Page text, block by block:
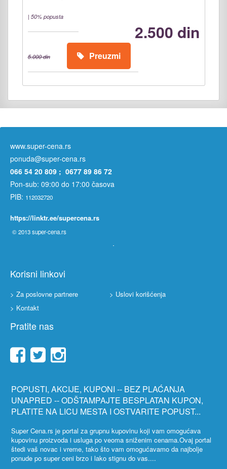
| 50% popusta
2.500 din
5.000 din Preuzmi
www.super-cena.rs
ponuda@super-cena.rs
066 54 20 809 ; 0677 89 86 72
Pon-sub: 09:00 do 17:00 časova
PIB: 112032720
https://linktr.ee/supercena.rs
© 2013super-cena.rs
Korisni linkovi
> Za poslovne partnere
> Uslovi korišćenja
> Kontakt
Pratite nas
POPUSTI, AKCIJE, KUPONI -- BEZ PLAĆANJA
UNAPRED -- ODŠTAMPAJTE BESPLATAN KUPON,
PLATITE NA LICU MESTA I OSTVARITE POPUST...
Super Cena.rs je portal za grupnu kupovinu koji vam omogućava
kupovinu proizvoda i usluga po veoma sniženim cenama.Ovaj portal
štedi vaš novac i vreme, tako što vam omogućavamo da najbolje
ponude po super ceni brzo i lako stignu do vas....